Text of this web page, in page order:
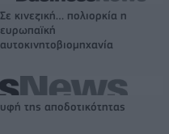
Σε κινεζική… πολιορκία η
ευρωπαϊκή
αυτοκινητοβιομηχανία
της αποδοτικότητας